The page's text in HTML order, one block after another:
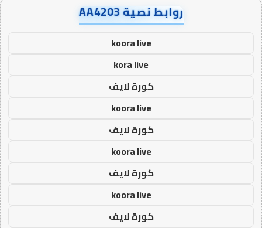
روابط نصية AA4203
koora live
kora live
كورة لايف
koora live
كورة لايف
koora live
كورة لايف
koora live
كورة لايف